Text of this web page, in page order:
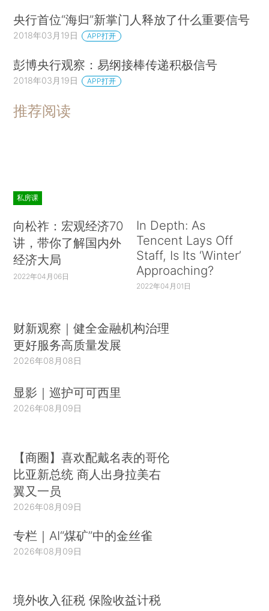
央行首位“海归”新掌门人释放了什么重要信号
2018年03月19日 APP打开
彭博央行观察：易纲接棒传递积极信号
2018年03月19日 APP打开
推荐阅读
私房课
向松祚：宏观经济70
讲，带你了解国内外
经济大局
2022年04月06日
In Depth: As
Tencent Lays Off
Staff, Is Its ‘Winter’
Approaching?
2022年04月01日
财新观察｜健全金融机构治理
更好服务高质量发展
2026年08月08日
显影｜巡护可可西里
2026年08月09日
【商圈】喜欢配戴名表的哥伦
比亚新总统 商人出身拉美右
翼又一员
2026年08月09日
专栏｜AI“煤矿”中的金丝雀
2026年08月09日
境外收入征税 保险收益计税